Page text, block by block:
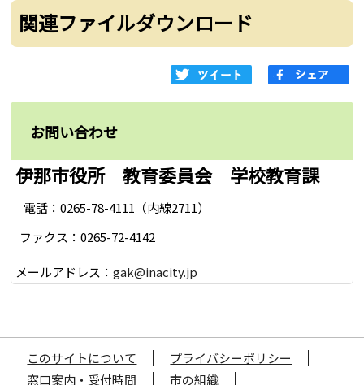
関連ファイルダウンロード
お問い合わせ
伊那市役所 教育委員会 学校教育課
電話：0265-78-4111（内線2711）
ファクス：0265-72-4142
メールアドレス：gak@inacity.jp
このサイトについて
プライバシーポリシー
窓口案内・受付時間
市の組織